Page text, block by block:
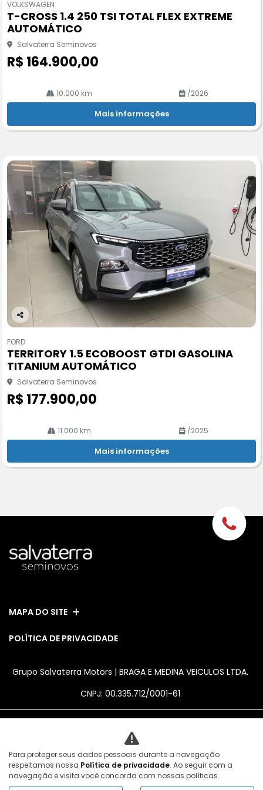
pa
rtil
he
VOLKSWAGEN
T-CROSS 1.4 250 TSI TOTAL FLEX EXTREME
AUTOMÁTICO
Salvaterra Seminovos
R$ 164.900,00
10.000 km /2026
Mais informações
Co
pa
rtil
he
FORD
TERRITORY 1.5 ECOBOOST GTDI GASOLINA
TITANIUM AUTOMÁTICO
Salvaterra Seminovos
R$ 177.900,00
11.000 km /2025
Mais informações
MAPA DO SITE
POLÍTICA DE PRIVACIDADE
Grupo Salvaterra Motors | BRAGA E MEDINA VEICULOS LTDA.
CNPJ: 00.335.712/0001-61
No trânsito, enxergar o outro salva
vidas.
Para proteger seus dados pessoais durante a navegação
respeitamos nossa Política de privacidade. Ao seguir com a
navegação e visita você concorda com nossas políticas.